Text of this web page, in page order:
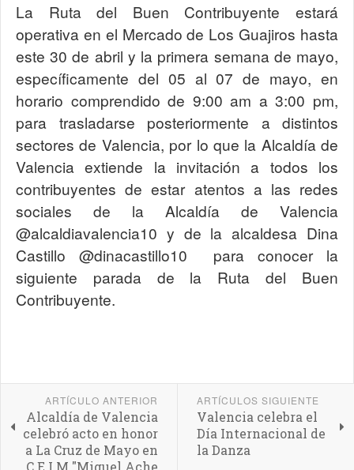
La Ruta del Buen Contribuyente estará
operativa en el Mercado de Los Guajiros hasta
este 30 de abril y la primera semana de mayo,
específicamente del 05 al 07 de mayo, en
horario comprendido de 9:00 am a 3:00 pm,
para trasladarse posteriormente a distintos
sectores de Valencia, por lo que la Alcaldía de
Valencia extiende la invitación a todos los
contribuyentes de estar atentos a las redes
sociales de la Alcaldía de Valencia
@alcaldiavalencia10 y de la alcaldesa Dina
Castillo @dinacastillo10 para conocer la
siguiente parada de la Ruta del Buen
Contribuyente.
ARTÍCULO ANTERIOR
Alcaldía de Valencia
celebró acto en honor
a La Cruz de Mayo en
C.E.I.M "Miguel Ache
ARTÍCULOS SIGUIENTE
Valencia celebra el
Día Internacional de
la Danza